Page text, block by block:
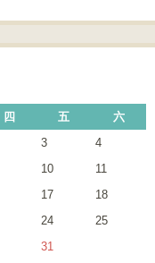
四 五
六
3
4
10
11
17
18
24
25
31